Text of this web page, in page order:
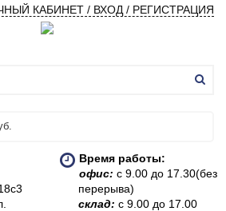
КАБИНЕТ / ВХОД / РЕГИСТРАЦИЯ
Время работы:
офис:с 9.00 до 17.30(без
перерыва)
склад:с 9.00 до 17.00